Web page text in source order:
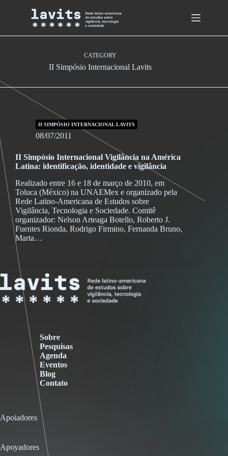
CATEGORY
II Simpósio Internacional Lavits
II SIMPÓSIO INTERNACIONAL LAVITS
08/07/2011
II Simpósio Internacional Vigilância na América
Latina: identificação, identidade e vigilância
Realizado entre 16 e 18 de março de 2010, em
Toluca (México) na UNAEMex e organizado pela
Rede Latino-Americana de Estudos sobre
Vigilância, Tecnologia e Sociedade. Comitê
organizador: Nelson Arteaga Botello, Roberto J.
Fuentes Rionda, Rodrigo Firmino, Fernanda Bruno,
Marta…
Sobre
Pesquisas
Agenda
Eventos
Blog
Contato
Apoiadores
Apoyadores